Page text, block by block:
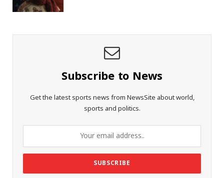
Subscribe to News
Get the latest sports news from NewsSite about world,
sports and politics.